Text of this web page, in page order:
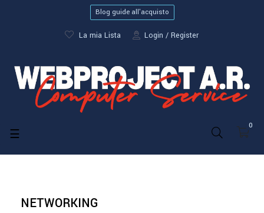
Blog guide all'acquisto
La mia Lista Login Register
0
navigazione
☰
NETWORKING